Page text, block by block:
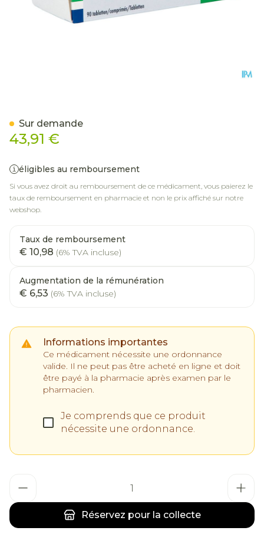
43,91 €
éligibles au remboursement
Si vous avez droit au remboursement de ce médicament, vous paierez le
taux de remboursement en pharmacie et non le prix affiché sur notre
webshop.
Taux de remboursement
€ 10,98 (6% TVA incluse)
Augmentation de la rémunération
€ 6,53 (6% TVA incluse)
Informations importantes
Ce médicament nécessite une ordonnance
valide. Il ne peut pas être acheté en ligne et doit
être payé à la pharmacie après examen par le
pharmacien.
Je comprends que ce produit
nécessite une ordonnance.
Réservez pour la collecte
Sur demande